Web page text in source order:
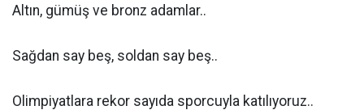
Altın, gümüş ve bronz adamlar..
Sağdan say beş, soldan say beş..
Olimpiyatlara rekor sayıda sporcuyla katılıyoruz..